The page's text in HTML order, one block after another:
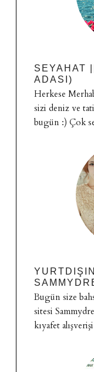
SEYAHAT
ADASI)
Herkese
sizi deniz ve
bugün :) Çok
Bugün size
sitesi
kıyafet